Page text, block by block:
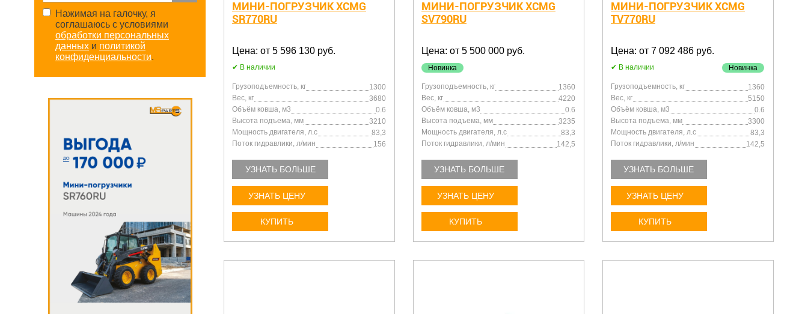
Нажимая на галочку, я
соглашаюсь с условиями
обработки персональных
данных и политикой
конфиденциальности.
МИНИ-ПОГРУЗЧИК XCMG
SR770RU
Цена: от 5 596 130 руб.
В наличии
Грузоподъемность, кг
1300
Вес, кг
3680
Объём ковша, м3
0.6
Высота подъема, мм
3210
Мощность двигателя, л.с
83,3
Поток гидравлики, л/мин
156
УЗНАТЬ БОЛЬШЕ
УЗНАТЬ ЦЕНУ
КУПИТЬ
МИНИ-ПОГРУЗЧИК XCMG
SV790RU
Цена: от 5 500 000 руб.
Новинка
Грузоподъемность, кг
1360
Вес, кг
4220
Объём ковша, м3
0.6
Высота подъема, мм
3235
Мощность двигателя, л.с
83,3
Поток гидравлики, л/мин
142,5
УЗНАТЬ БОЛЬШЕ
УЗНАТЬ ЦЕНУ
КУПИТЬ
МИНИ-ПОГРУЗЧИК XCMG
TV770RU
Цена: от 7 092 486 руб.
В наличии Новинка
Грузоподъемность, кг
1360
Вес, кг
5150
Объём ковша, м3
0.6
Высота подъема, мм
3300
Мощность двигателя, л.с
83,3
Поток гидравлики, л/мин
142,5
УЗНАТЬ БОЛЬШЕ
УЗНАТЬ ЦЕНУ
КУПИТЬ